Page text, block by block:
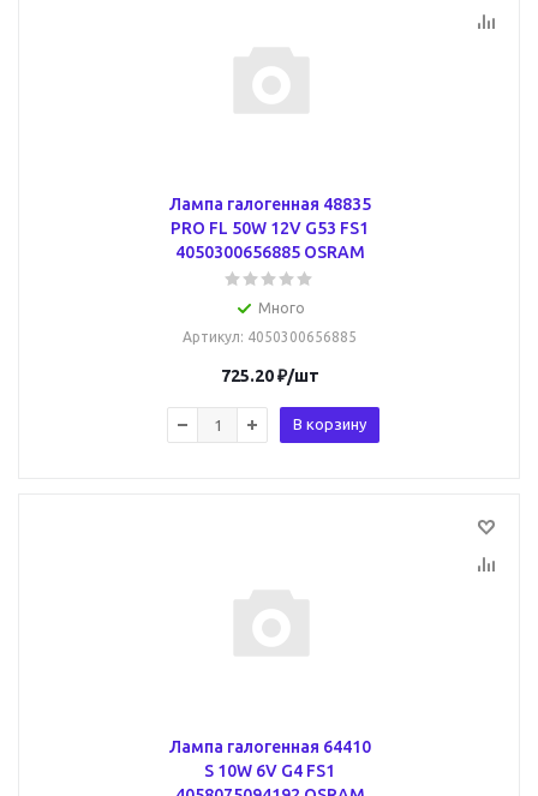
Лампа галогенная 48835
PRO FL 50W 12V G53 FS1
4050300656885 OSRAM
Много
Артикул: 4050300656885
725.20₽/шт
В корзину
Лампа галогенная 64410
S 10W 6V G4 FS1